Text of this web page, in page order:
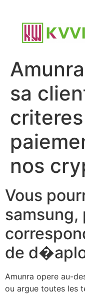
sa
nos
Vous
samsung,
de
Amunra opere au-
ou argue toutes les